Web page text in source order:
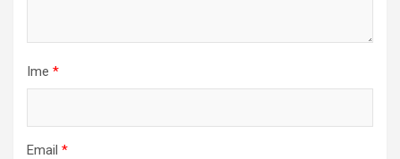
Ime *
Email *